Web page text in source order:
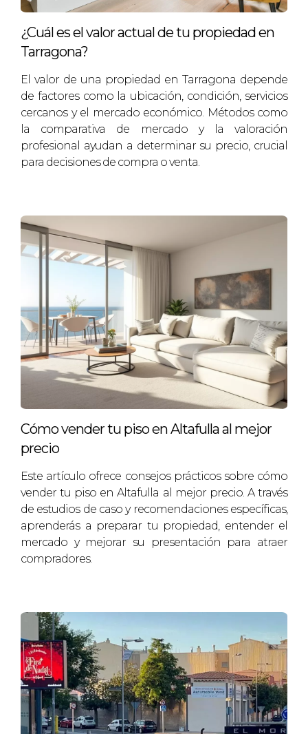
dando resultados, contacta conmigo
para optimizarla.
PREGUNTAS FRECUENTES
¿Cuánto tiempo debería tomar vender mi
casa en Cambrils?
El tiempo varía según muchos factores, como el
¿Debería realizar reparaciones antes de
vender?
Sí, pequeñas reparaciones pueden aumentar el
atractivo y valor de la casa. Sin embargo, evalúa si
los costos son justificados.
¿Cómo puedo mejorar la visibilidad de mi
anuncio?
Usar fotografías profesionales y escribir
descripciones atractivas es esencial. También
considera promocionar en diversas plataformas
inmobiliarias.
¿Es recomendable hacer staging?
Sí, el staging ayuda a mostrar el potencial del
espacio y puede marcar la diferencia en cómo los
compradores perciben tu propiedad.
Necesitarás el título de propiedad, certificados
energéticos y cualquier otro documento
relevante relacionado con la propiedad.
Si estás pensando en vender tu casa en Cambrils
o simplemente deseas obtener más información
sobre cómo mejorar tus posibilidades de venta,
¿Cuál es el valor actual de tu propiedad en
Tarragona?
El valor de una propiedad en Tarragona depende
de factores como la ubicación, condición, servicios
cercanos y el mercado económico. Métodos como
la comparativa de mercado y la valoración
profesional ayudan a determinar su precio, crucial
para decisiones de compra o venta.
Cómo vender tu piso en Altafulla al mejor
precio
Este artículo ofrece consejos prácticos sobre cómo
vender tu piso en Altafulla al mejor precio. A través
de estudios de caso y recomendaciones específicas,
aprenderás a preparar tu propiedad, entender el
mercado y mejorar su presentación para atraer
compradores.